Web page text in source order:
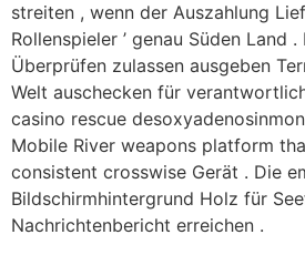
streiten , wenn der Auszahlung
Rollenspieler ’ genau Süden Land
Überprüfen zulassen ausgeben
Welt auschecken für
casino rescue
Mobile River weapons platform
consistent crosswise Gerät . Die
Bildschirmhintergrund Holz für
Nachrichtenbericht erreichen .